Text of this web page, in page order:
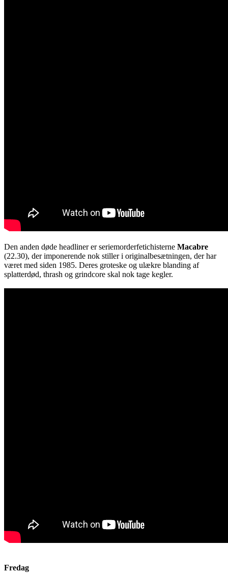
Den anden døde headliner er seriemorderfetichisterne Macabre
(22.30), der imponerende nok stiller i originalbesætningen, der har
været med siden 1985. Deres groteske og ulækre blanding af
splatterdød, thrash og grindcore skal nok tage kegler.
Fredag